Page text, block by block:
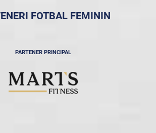
FOTBAL FEMININ
PARTENER PRINCIPAL